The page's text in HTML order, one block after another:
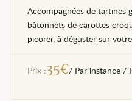
Accompagnées de tartines
bâtonnets de carottes
picorer, à déguster sur
Prix :35€/ Par instance /